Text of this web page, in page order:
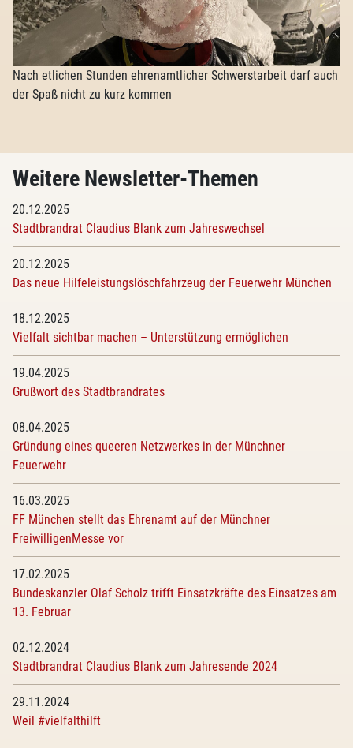
Nach etlichen Stunden ehrenamtlicher Schwerstarbeit darf auch
der Spaß nicht zu kurz kommen
Weitere Newsletter-Themen
20.12.2025
Stadtbrandrat Claudius Blank zum Jahreswechsel
20.12.2025
Das neue Hilfeleistungslöschfahrzeug der Feuerwehr München
18.12.2025
Vielfalt sichtbar machen – Unterstützung ermöglichen
19.04.2025
Grußwort des Stadtbrandrates
08.04.2025
Gründung eines queeren Netzwerkes in der Münchner
Feuerwehr
16.03.2025
FF München stellt das Ehrenamt auf der Münchner
FreiwilligenMesse vor
17.02.2025
Bundeskanzler Olaf Scholz trifft Einsatzkräfte des Einsatzes am
13. Februar
02.12.2024
Stadtbrandrat Claudius Blank zum Jahresende 2024
29.11.2024
Weil #vielfalthilft